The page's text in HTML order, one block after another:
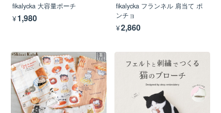
fikalycka 大容量ポーチ
¥1,980
fikalycka フランネル 肩当て ポ
ンチョ
¥2,860